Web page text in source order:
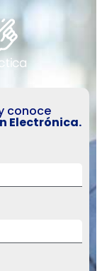
conoce
Electrónica.